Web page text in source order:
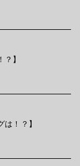
】
は！？】